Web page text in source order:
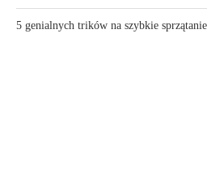
5 genialnych trików na szybkie